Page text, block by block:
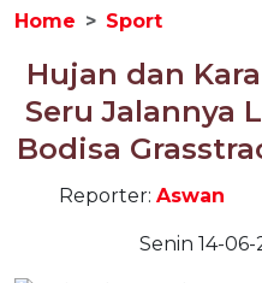
Home Sport
Hujan dan
Seru Jalannya
Bodisa
Reporter: Aswan
Senin 14-06-